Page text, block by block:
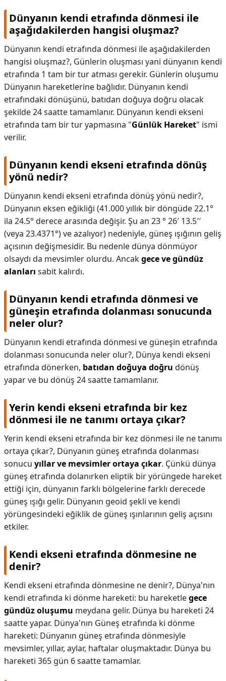
Dünyanın kendi etrafında dönmesi ile
aşağıdakilerden hangisi oluşmaz?
Dünyanın kendi etrafında dönmesi ile aşağıdakilerden
hangisi oluşmaz?, Günlerin oluşması yani dünyanın kendi
etrafında 1 tam bir tur atması gerekir. Günlerin oluşumu
Dünyanın hareketlerine bağlıdır. Dünyanın kendi
etrafındaki dönüşünü, batıdan doğuya doğru olacak
şekilde 24 saatte tamamlanır. Dünyanın kendi ekseni
etrafında tam bir tur yapmasına "Günlük Hareket" ismi
verilir.
Dünyanın kendi ekseni etrafında dönüş
yönü nedir?
Dünyanın kendi ekseni etrafında dönüş yönü nedir?,
Dünyanın eksen eğikliği (41.000 yıllık bir döngüde 22.1°
ila 24.5° derece arasında değişir. Şu an 23 ° 26′ 13.5′′
(veya 23.4371°) ve azalıyor) nedeniyle, güneş ışığının geliş
açısının değişmesidir. Bu nedenle dünya dönmüyor
olsaydı da mevsimler olurdu. Ancakgece ve gündüz
alanları sabit kalırdı.
Dünyanın kendi etrafında dönmesi ve
güneşin etrafında dolanması sonucunda
neler olur?
Dünyanın kendi etrafında dönmesi ve güneşin etrafında
dolanması sonucunda neler olur?, Dünya kendi ekseni
etrafında dönerken, batıdan doğuya doğru dönüş
yapar ve bu dönüş 24 saatte tamamlanır.
Yerin kendi ekseni etrafında bir kez
dönmesi ile ne tanımı ortaya çıkar?
Yerin kendi ekseni etrafında bir kez dönmesi ile ne tanımı
ortaya çıkar?, Dünyanın güneş etrafında dolanması
sonucu yıllar ve mevsimler ortaya çıkar. Çünkü dünya
güneş etrafında dolanırken eliptik bir yörüngede hareket
ettiği için, dünyanın farklı bölgelerine farklı derecede
güneş ışığı gelir. Dünyanın geoid şekli ve kendi
yörüngesindeki eğiklik de güneş ışınlarının geliş açısını
etkiler.
Kendi ekseni etrafında dönmesine ne
denir?
Kendi ekseni etrafında dönmesine ne denir?, Dünya'nın
kendi etrafında ki dönme hareketi: bu hareketlegece
gündüz oluşumu meydana gelir. Dünya bu hareketi 24
saatte yapar. Dünya'nın Güneş etrafında ki dönme
hareketi: Dünyanın güneş etrafında dönmesiyle
mevsimler, yıllar, aylar, haftalar oluşmaktadır. Dünya bu
hareketi 365 gün 6 saatte tamamlar.